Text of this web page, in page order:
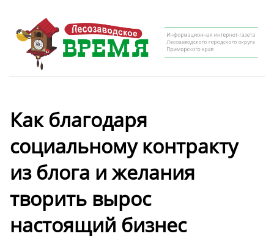
Как благодаря
социальному контракту
из блога и желания
творить вырос
настоящий бизнес